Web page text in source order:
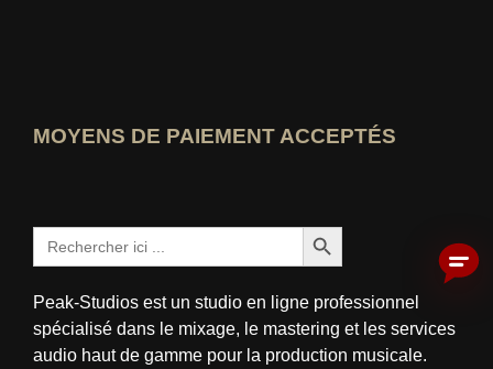
MOYENS DE PAIEMENT ACCEPTÉS
Rechercher: Bouton de recherche
Peak-Studios est un studio en ligne professionnel
spécialisé dans le mixage, le mastering et les services
audio haut de gamme pour la production musicale.